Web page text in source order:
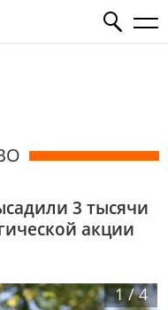
3 тысячи
акции
1 /4